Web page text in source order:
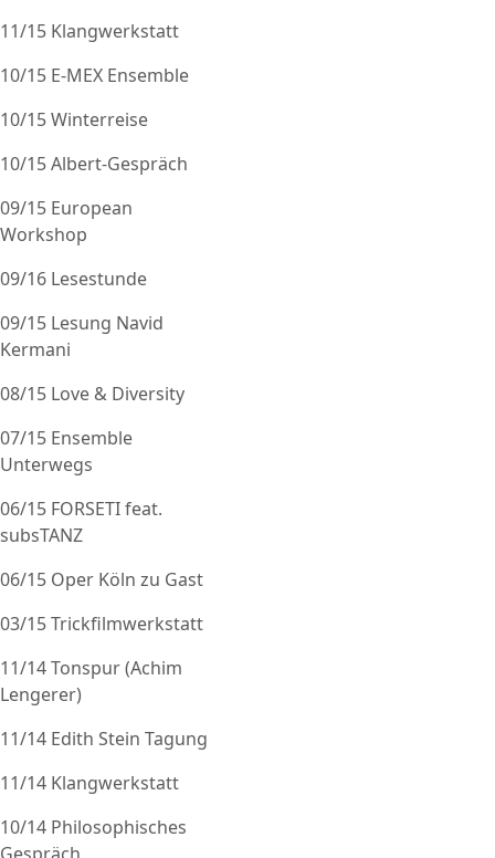
11/15 Klangwerkstatt
10/15 E-MEX Ensemble
10/15 Winterreise
10/15 Albert-Gespräch
09/15 European
Workshop
09/16 Lesestunde
09/15 Lesung Navid
Kermani
08/15 Love & Diversity
07/15 Ensemble
Unterwegs
06/15 FORSETI feat.
subsTANZ
06/15 Oper Köln zu Gast
03/15 Trickfilmwerkstatt
11/14 Tonspur (Achim
Lengerer)
11/14 Edith Stein Tagung
11/14 Klangwerkstatt
10/14 Philosophisches